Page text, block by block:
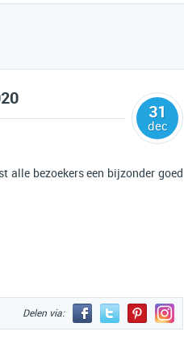
alle bezoekers een bijzonder goed
31
dec
Delen via: